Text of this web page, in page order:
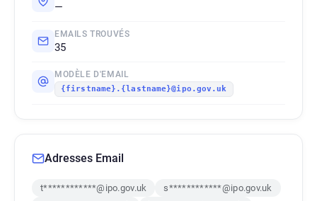
—
EMAILS TROUVÉS
35
MODÈLE D'EMAIL
{firstname}.{lastname}@ipo.gov.uk
Adresses Email
t************@ipo.gov.uk
s************@ipo.gov.uk